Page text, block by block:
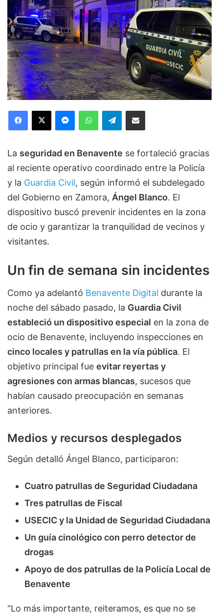
Facebook
X MessengerWhatsAppTelegramCompartir via Email
La seguridad en Benavente se fortaleció gracias
al reciente operativo coordinado entre la Policía
y la Guardia Civil, según informó el subdelegado
del Gobierno en Zamora, Ángel Blanco. El
dispositivo buscó prevenir incidentes en la zona
de ocio y garantizar la tranquilidad de vecinos y
visitantes.
Un fin de semana sin incidentes
Como ya adelantó Benavente Digital durante la
noche del sábado pasado, la Guardia Civil
estableció un dispositivo especial en la zona de
ocio de Benavente, incluyendo inspecciones en
cinco locales y patrullas en la vía pública. El
objetivo principal fue evitar reyertas y
agresiones con armas blancas, sucesos que
habían causado preocupación en semanas
anteriores.
Medios y recursos desplegados
Según detalló Ángel Blanco, participaron:
Cuatro patrullas de Seguridad Ciudadana
Tres patrullas de Fiscal
USECIC y la Unidad de Seguridad Ciudadana
Un guía cinológico con perro detector de
drogas
Apoyo de dos patrullas de la Policía Local de
Benavente
“Lo más importante, reiteramos, es que no se